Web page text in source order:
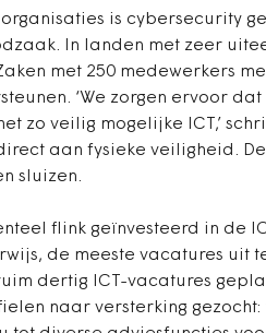
organisaties is cybersecurity
In landen met zeer
met 250 medewerkers
‘We zorgen ervoor
zo veilig mogelijke ICT,’
aan fysieke veiligheid.
sluizen.
flink geïnvesteerd in de
de meeste vacatures uit
dertig ICT-vacatures
naar versterking